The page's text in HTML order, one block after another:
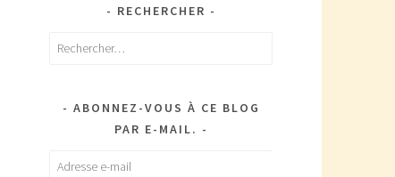
RECHERCHER
Rechercher :
ABONNEZ-VOUS À CE BLOG
PAR E-MAIL.
Adresse